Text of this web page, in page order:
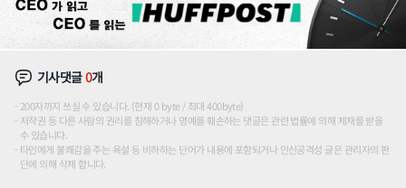
기사댓글0개
200자까지 쓰실 수 있습니다. (현재 0 byte / 최대 400byte)
저작권 등 다른 사람의 권리를 침해하거나 명예를 훼손하는 댓글은 관련 법률에 의해 제재를 받을
수 있습니다.
타인에게 불쾌감을 주는 욕설 등 비하하는 단어가 내용에 포함되거나 인신공격성 글은 관리자의 판
단에 의해 삭제 합니다.